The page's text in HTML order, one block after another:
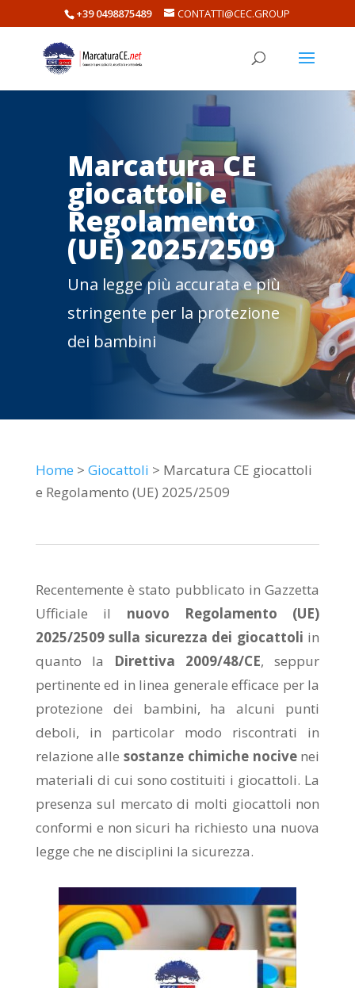
+39 0498875489 CONTATTI@CEC.GROUP
Marcatura CE
giocattoli e
Regolamento
(UE) 2025/2509
Una legge più accurata e più
stringente per la protezione
dei bambini
Home > Giocattoli > Marcatura CE giocattoli
e Regolamento (UE) 2025/2509
Recentemente è stato pubblicato in Gazzetta
Ufficiale il nuovo Regolamento (UE)
2025/2509 sulla sicurezza dei giocattoli in
quanto la Direttiva 2009/48/CE, seppur
pertinente ed in linea generale efficace per la
protezione dei bambini, ha alcuni punti
deboli, in particolar modo riscontrati in
relazione allesostanze chimiche nocivenei
materiali di cui sono costituiti i giocattoli. La
presenza sul mercato di molti giocattoli non
conformi e non sicuri ha richiesto una nuova
legge che ne disciplini la sicurezza.